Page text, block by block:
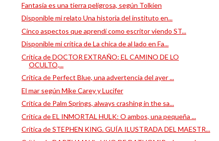
Fantasía es una tierra peligrosa, según Tolkien
Disponible mi relato Una historia del instituto en...
Cinco aspectos que aprendí como escritor viendo ST...
Disponible mi crítica de La chica de al lado en Fa...
Crítica de DOCTOR EXTRAÑO: EL CAMINO DE LO
OCULTO,...
Crítica de Perfect Blue, una advertencia del ayer ...
El mar según Mike Carey y Lucifer
Crítica de Palm Springs, always crashing in the sa...
Crítica de EL INMORTAL HULK: O ambos, una pequeña ...
Crítica de STEPHEN KING. GUÍA ILUSTRADA DEL MAESTR...